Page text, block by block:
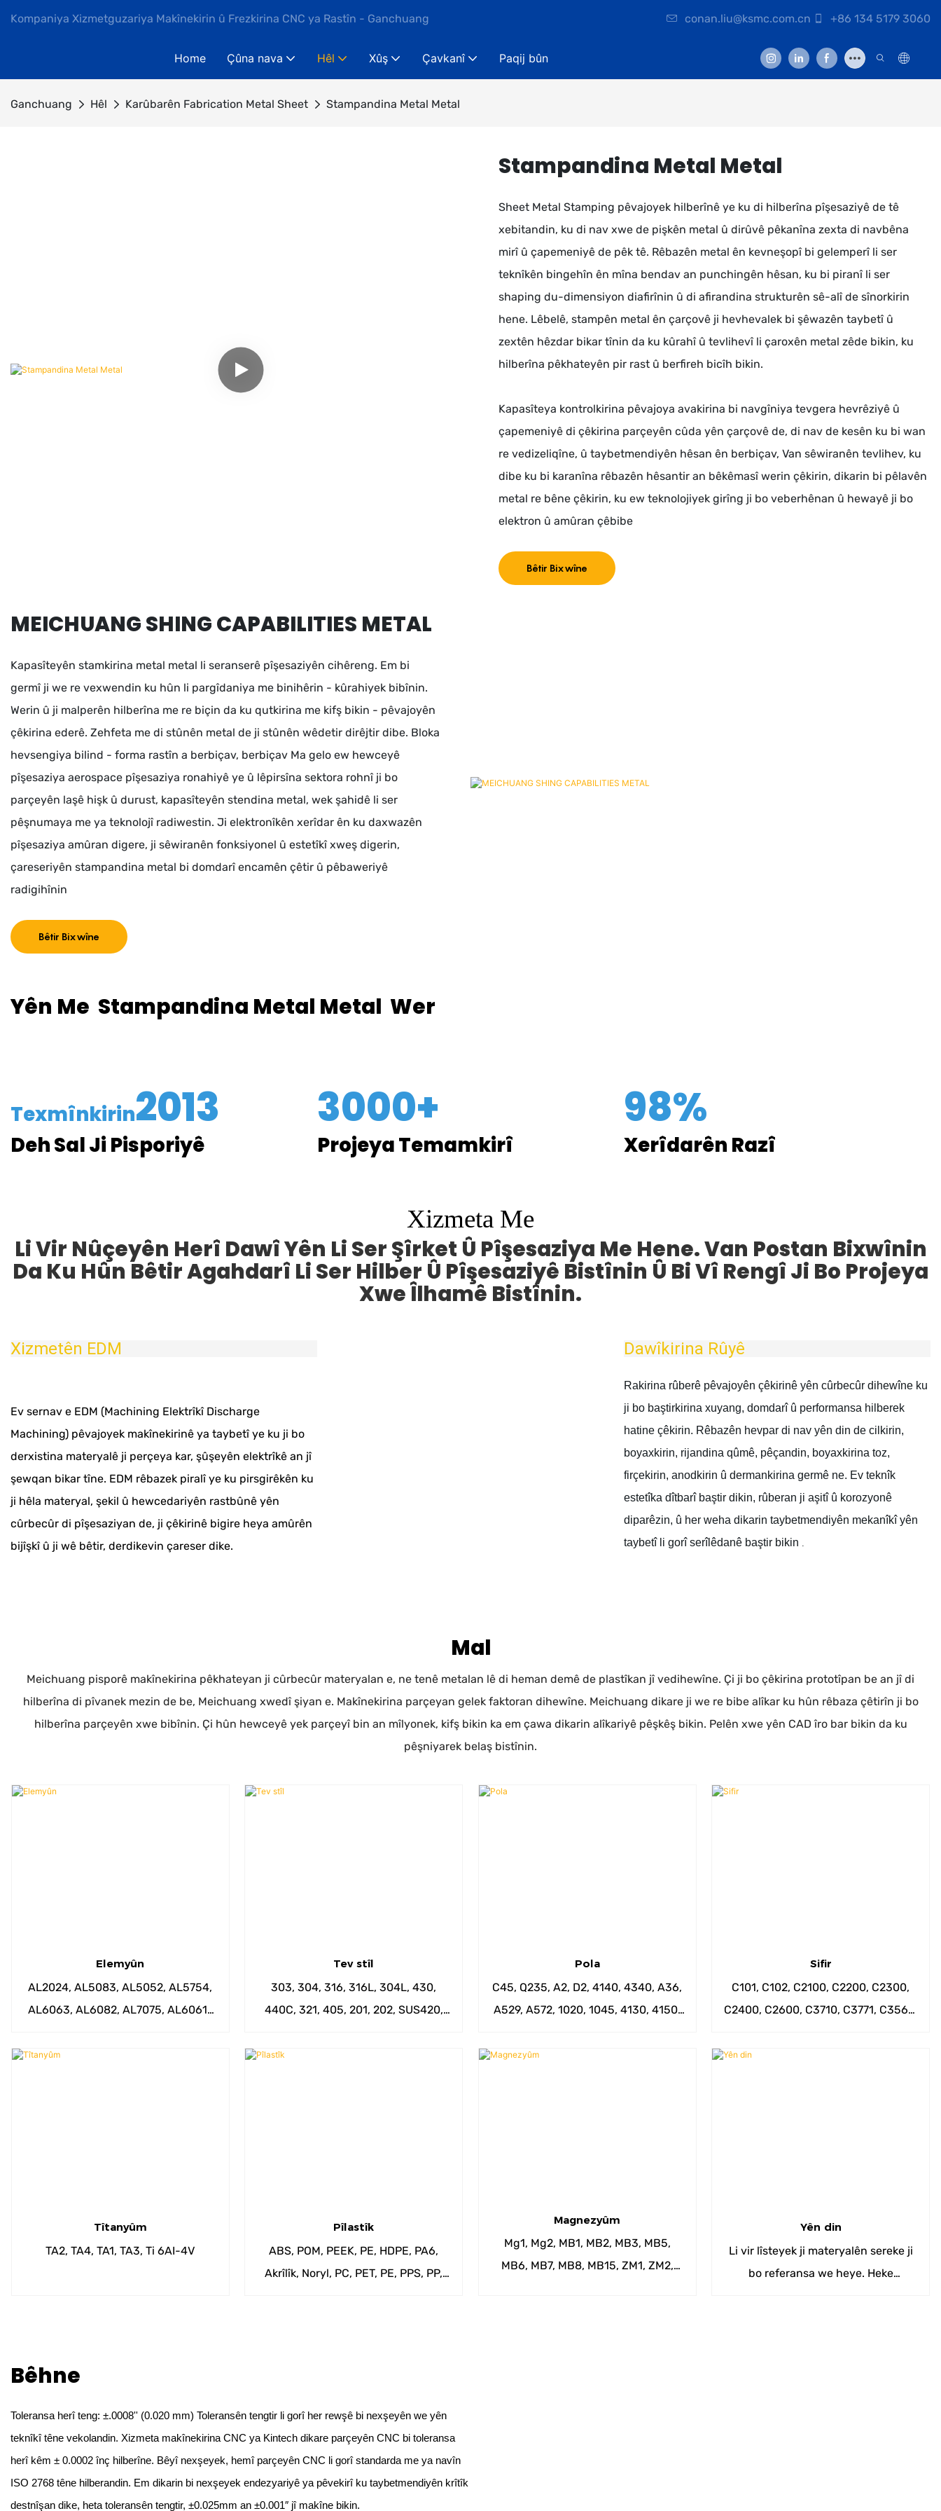
Kompaniya Xizmetguzariya Makînekirin û Frezkirina CNC ya Rastîn - Ganchuang conan.liu@ksmc.com.cn +86 134 5179 3060
Home Çûna nava Hêl Xûş Çavkanî Paqij bûn
Ganchuang Hêl Karûbarên Fabrication Metal Sheet Stampandina Metal Metal
Stampandina Metal Metal
Sheet Metal Stamping pêvajoyek hilberînê ye ku di hilberîna pîşesaziyê de tê
xebitandin, ku di nav xwe de pişkên metal û dirûvê pêkanîna zexta di navbêna
mirî û çapemeniyê de pêk tê. Rêbazên metal ên kevneşopî bi gelemperî li ser
teknîkên bingehîn ên mîna bendav an punchingên hêsan, ku bi piranî li ser
shaping du-dimensiyon diafirînin û di afirandina strukturên sê-alî de sînorkirin
hene. Lêbelê, stampên metal ên çarçovê ji hevhevalek bi şêwazên taybetî û
zextên hêzdar bikar tînin da ku kûrahî û tevlihevî li çaroxên metal zêde bikin, ku
hilberîna pêkhateyên pir rast û berfireh bicîh bikin.
Kapasîteya kontrolkirina pêvajoya avakirina bi navgîniya tevgera hevrêziyê û
çapemeniyê di çêkirina parçeyên cûda yên çarçovê de, di nav de kesên ku bi wan
re vedizeliqîne, û taybetmendiyên hêsan ên berbiçav, Van sêwiranên tevlihev, ku
dibe ku bi karanîna rêbazên hêsantir an bêkêmasî werin çêkirin, dikarin bi pêlavên
metal re bêne çêkirin, ku ew teknolojiyek girîng ji bo veberhênan û hewayê ji bo
elektron û amûran çêbibe
Bêtir Bixwîne
MEICHUANG SHING CAPABILITIES METAL
Kapasîteyên stamkirina metal metal li seranserê pîşesaziyên cihêreng. Em bi
germî ji we re vexwendin ku hûn li pargîdaniya me binihêrin - kûrahiyek bibînin.
Werin û ji malperên hilberîna me re biçin da ku qutkirina me kifş bikin - pêvajoyên
çêkirina ederê. Zehfeta me di stûnên metal de ji stûnên wêdetir dirêjtir dibe. Bloka
hevsengiya bilind - forma rastîn a berbiçav, berbiçav Ma gelo ew hewceyê
pîşesaziya aerospace pîşesaziya ronahiyê ye û lêpirsîna sektora rohnî ji bo
parçeyên laşê hişk û durust, kapasîteyên stendina metal, wek şahidê li ser
pêşnumaya me ya teknolojî radiwestin. Ji elektronîkên xerîdar ên ku daxwazên
pîşesaziya amûran digere, ji sêwiranên fonksiyonel û estetîkî xweş digerin,
çareseriyên stampandina metal bi domdarî encamên çêtir û pêbaweriyê
radigihînin
Bêtir Bixwîne
Yên Me Stampandina Metal Metal Wer
Texmînkirin2013
Deh Sal Ji Pisporiyê
3000+
Projeya Temamkirî
98%
Xerîdarên Razî
Xizmeta Me
Li Vir Nûçeyên Herî Dawî Yên Li Ser Şîrket Û Pîşesaziya Me Hene. Van Postan Bixwînin
Da Ku Hûn Bêtir Agahdarî Li Ser Hilber Û Pîşesaziyê Bistînin Û Bi Vî Rengî Ji Bo Projeya
Xwe Îlhamê Bistînin.
Xizmetên EDM
Ev sernav e EDM (Machining Elektrîkî Discharge
Machining) pêvajoyek makînekirinê ya taybetî ye ku ji bo
derxistina materyalê ji perçeya kar, şûşeyên elektrîkê an jî
şewqan bikar tîne. EDM rêbazek piralî ye ku pirsgirêkên ku
ji hêla materyal, şekil û hewcedariyên rastbûnê yên
cûrbecûr di pîşesaziyan de, ji çêkirinê bigire heya amûrên
bijîşkî û ji wê bêtir, derdikevin çareser dike.
Dawîkirina Rûyê
Rakirina rûberê pêvajoyên çêkirinê yên cûrbecûr dihewîne ku
ji bo baştirkirina xuyang, domdarî û performansa hilberek
hatine çêkirin. Rêbazên hevpar di nav yên din de cilkirin,
boyaxkirin, rijandina qûmê, pêçandin, boyaxkirina toz,
firçekirin, anodkirin û dermankirina germê ne. Ev teknîk
estetîka dîtbarî baştir dikin, rûberan ji aşitî û korozyonê
diparêzin, û her weha dikarin taybetmendiyên mekanîkî yên
taybetî li gorî serîlêdanê baştir bikin .
Mal
Meichuang pisporê makînekirina pêkhateyan ji cûrbecûr materyalan e, ne tenê metalan lê di heman demê de plastîkan jî vedihewîne. Çi ji bo çêkirina prototîpan be an jî di
hilberîna di pîvanek mezin de be, Meichuang xwedî şiyan e. Makînekirina parçeyan gelek faktoran dihewîne. Meichuang dikare ji we re bibe alîkar ku hûn rêbaza çêtirîn ji bo
hilberîna parçeyên xwe bibînin. Çi hûn hewceyê yek parçeyî bin an mîlyonek, kifş bikin ka em çawa dikarin alîkariyê pêşkêş bikin. Pelên xwe yên CAD îro bar bikin da ku
pêşniyarek belaş bistînin.
Elemyûn
AL2024, AL5083, AL5052, AL5754,
AL6063, AL6082, AL7075, AL6061-
Tev stîl
303, 304, 316, 316L, 304L, 430,
440C, 321, 405, 201, 202, SUS420,
Pola
C45, Q235, A2, D2, 4140, 4340, A36,
A529, A572, 1020, 1045, 4130, 4150,
Sifir
C101, C102, C2100, C2200, C2300,
C2400, C2600, C3710, C3771, C3560,
Tîtanyûm
TA2, TA4, TA1, TA3, Ti 6AI-4V
Pîlastîk
ABS, POM, PEEK, PE, HDPE, PA6,
Akrîlîk, Noryl, PC, PET, PE, PPS, PP,
Magnezyûm
Mg1, Mg2, MB1, MB2, MB3, MB5,
MB6, MB7, MB8, MB15, ZM1, ZM2,
Yên din
Li vir lîsteyek ji materyalên sereke ji
bo referansa we heye. Heke
Bêhne
Toleransa herî teng: ±.0008'' (0.020 mm) Toleransên tengtir li gorî her rewşê bi nexşeyên we yên
teknîkî têne vekolandin. Xizmeta makînekirina CNC ya Kintech dikare parçeyên CNC bi toleransa
herî kêm ± 0.0002 înç hilberîne. Bêyî nexşeyek, hemî parçeyên CNC li gorî standarda me ya navîn
ISO 2768 têne hilberandin. Em dikarin bi nexşeyek endezyariyê ya pêvekirî ku taybetmendiyên krîtîk
destnîşan dike, heta toleransên tengtir, ±0.025mm an ±0.001″ jî makîne bikin.